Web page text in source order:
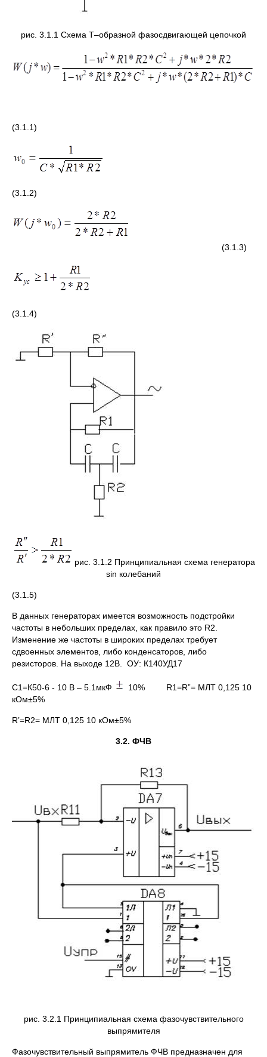
рис. 3.1.1 Схема Т–образной фазосдвигающей цепочкой
(3.1.1)
(3.1.2)
(3.1.3)
(3.1.4)
рис. 3.1.2 Принципиальная схема генератора
sin колебаний
(3.1.5)
В данных генераторах имеется возможность подстройки
частоты в небольших пределах, как правило это R2.
Изменение же частоты в широких пределах требует
сдвоенных элементов, либо конденсаторов, либо
резисторов. На выходе 12В. ОУ: К140УД17
C1=К50-6 - 10 В – 5.1мкФ
10% R1=R”= МЛТ 0,125 10
кОм±5%
R’=R2= МЛТ 0,125 10 кОм±5%
3.2. ФЧВ
рис. 3.2.1 Принципиальная схема фазочувствительного
выпрямителя
Фазочувствительный выпрямитель ФЧВ предназначен для